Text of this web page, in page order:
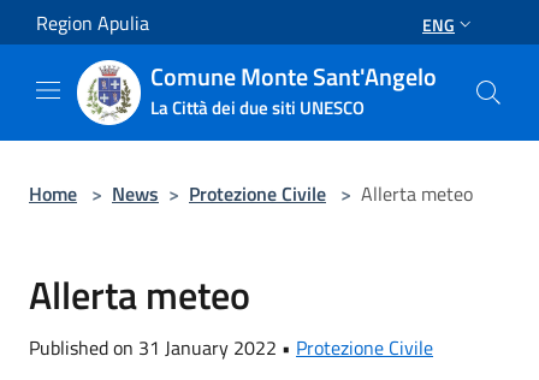
Salta al contenuto principale
Region Apulia ENG
Comune Monte Sant'Angelo
La Città dei due siti UNESCO
Home > News > Protezione Civile > Allerta meteo
Allerta meteo
Published on 31 January 2022 • Protezione Civile